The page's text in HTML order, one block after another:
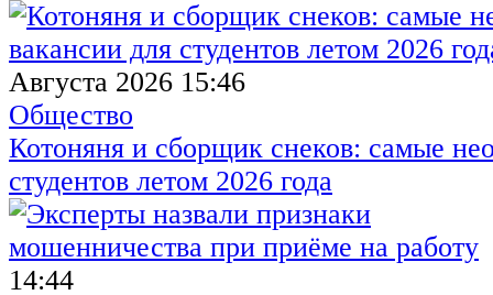
Августа 2026 15:46
Общество
Котоняня и сборщик снеков: самые
студентов летом 2026 года
14:44